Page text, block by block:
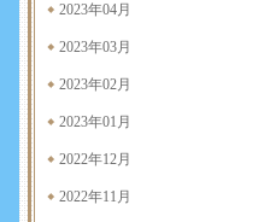
2023年04月
2023年03月
2023年02月
2023年01月
2022年12月
2022年11月